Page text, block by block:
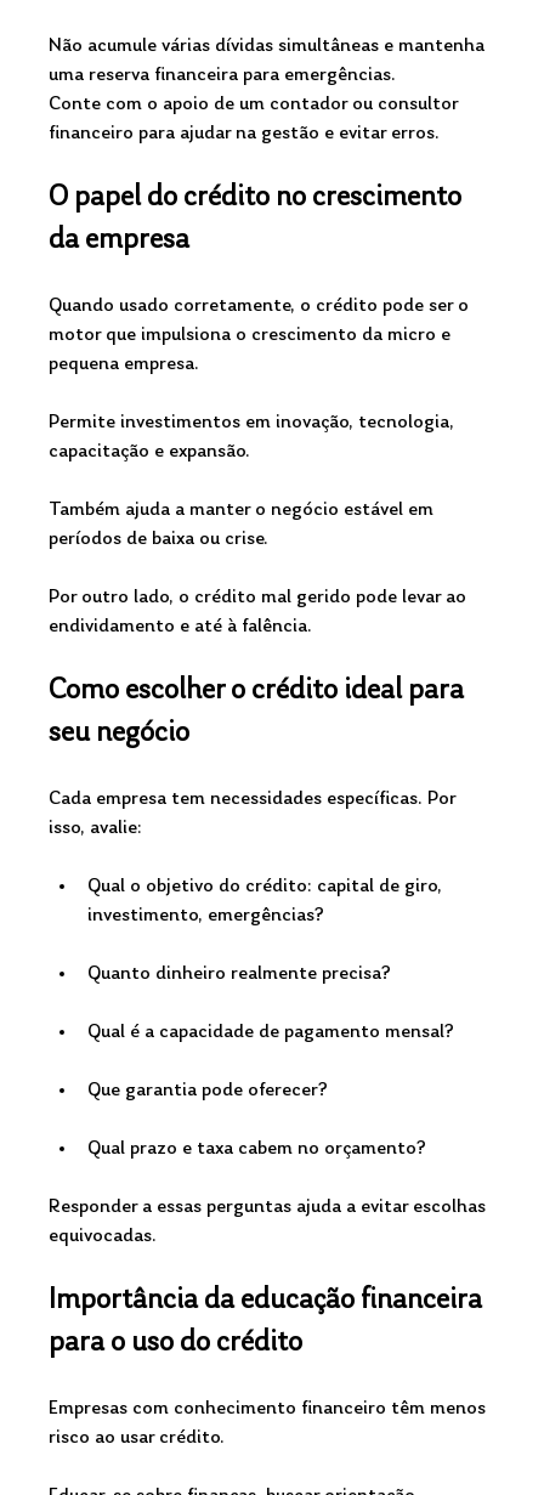
Não acumule várias dívidas simultâneas e mantenha
uma reserva financeira para emergências.
Conte com o apoio de um contador ou consultor
financeiro para ajudar na gestão e evitar erros.
O papel do crédito no crescimento
da empresa
Quando usado corretamente, o crédito pode ser o
motor que impulsiona o crescimento da micro e
pequena empresa.
Permite investimentos em inovação, tecnologia,
capacitação e expansão.
Também ajuda a manter o negócio estável em
períodos de baixa ou crise.
Por outro lado, o crédito mal gerido pode levar ao
endividamento e até à falência.
Como escolher o crédito ideal para
seu negócio
Cada empresa tem necessidades específicas. Por
isso, avalie:
Qual o objetivo do crédito: capital de giro,
investimento, emergências?
Quanto dinheiro realmente precisa?
Qual é a capacidade de pagamento mensal?
Que garantia pode oferecer?
Qual prazo e taxa cabem no orçamento?
Responder a essas perguntas ajuda a evitar escolhas
equivocadas.
Importância da educação financeira
para o uso do crédito
Empresas com conhecimento financeiro têm menos
risco ao usar crédito.